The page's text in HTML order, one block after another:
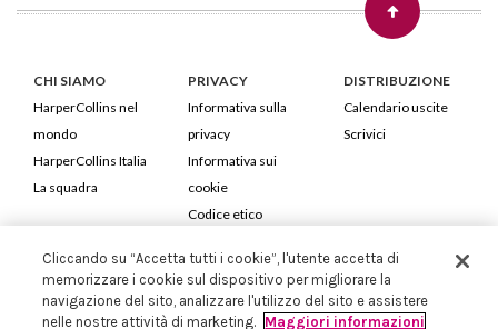
CHI SIAMO
HarperCollins nel
mondo
HarperCollins Italia
La squadra
PRIVACY
Informativa sulla
privacy
Informativa sui
cookie
Codice etico
DISTRIBUZIONE
Calendario uscite
Scrivici
HarperCollins Italia S.p.A. Viale Monte Nero, 84 - 20135 Milano
Cod. Fiscale e P.IVA 05946780151 - Capitale Sociale 258.250 €
Iscritta in Milano al Registro delle imprese nr.198004 e REA nr.1051898
Cliccando su “Accetta tutti i cookie”, l'utente accetta di
memorizzare i cookie sul dispositivo per migliorare la
navigazione del sito, analizzare l'utilizzo del sito e assistere
nelle nostre attività di marketing. Maggiori informazioni